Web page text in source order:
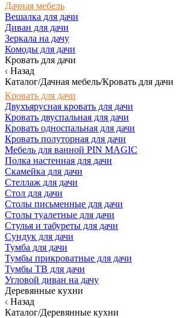
Дачная мебель
Вешалка для дачи
Диван для дачи
Зеркала на дачу
Комоды для дачи
Кровать для дачи
Назад
Каталог/Дачная мебель/Кровать для дачи
Кровать для дачи
Двухъярусная кровать для дачи
Кровать двуспальная для дачи
Кровать односпальная для дачи
Кровать полуторная для дачи
Мебель для ванной PIN MAGIC
Полка настенная для дачи
Скамейка для дачи
Стеллаж для дачи
Стол для дачи
Столы письменные для дачи
Столы туалетные для дачи
Стулья и табуреты для дачи
Сундук для дачи
Тумба для дачи
Тумбы прикроватные для дачи
Тумбы ТВ для дачи
Угловой диван на дачу
Деревянные кухни
Назад
Каталог/Деревянные кухни